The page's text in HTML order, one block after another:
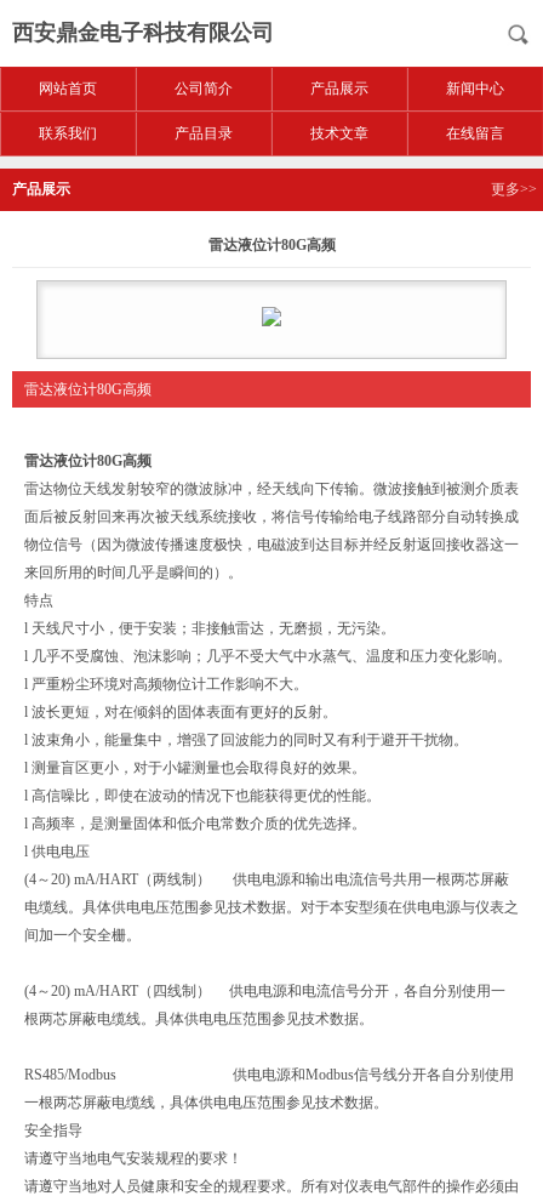
西安鼎金电子科技有限公司
网站首页 公司简介 产品展示 新闻中心
联系我们 产品目录 技术文章 在线留言
产品展示 更多>>
雷达液位计80G高频
雷达液位计80G高频
雷达液位计80G高频
雷达物位天线发射较窄的微波脉冲，经天线向下传输。微波接触到被测介质表
面后被反射回来再次被天线系统接收，将信号传输给电子线路部分自动转换成
物位信号（因为微波传播速度极快，电磁波到达目标并经反射返回接收器这一
来回所用的时间几乎是瞬间的）。
特点
l 天线尺寸小，便于安装；非接触雷达，无磨损，无污染。
l 几乎不受腐蚀、泡沫影响；几乎不受大气中水蒸气、温度和压力变化影响。
l 严重粉尘环境对高频物位计工作影响不大。
l 波长更短，对在倾斜的固体表面有更好的反射。
l 波束角小，能量集中，增强了回波能力的同时又有利于避开干扰物。
l 测量盲区更小，对于小罐测量也会取得良好的效果。
l 高信噪比，即使在波动的情况下也能获得更优的性能。
l 高频率，是测量固体和低介电常数介质的优先选择。
l 供电电压
(4～20) mA/HART（两线制） 供电电源和输出电流信号共用一根两芯屏蔽
电缆线。具体供电电压范围参见技术数据。对于本安型须在供电电源与仪表之
间加一个安全栅。
(4～20) mA/HART（四线制） 供电电源和电流信号分开，各自分别使用一
根两芯屏蔽电缆线。具体供电电压范围参见技术数据。
RS485/Modbus 供电电源和Modbus信号线分开各自分别使用
一根两芯屏蔽电缆线，具体供电电压范围参见技术数据。
安全指导
请遵守当地电气安装规程的要求！
请遵守当地对人员健康和安全的规程要求。所有对仪表电气部件的操作必须由